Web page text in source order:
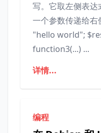
写。它取左侧表
一个参数传递给
"hello world";
function3(...) ...
详情...
编程